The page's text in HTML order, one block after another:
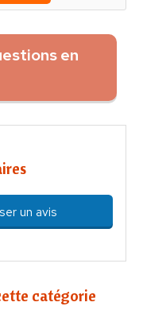
en
un avis
catégorie